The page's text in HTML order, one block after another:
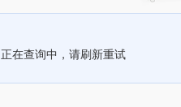
正在查询中，请刷新重试